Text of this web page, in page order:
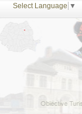
Select Language ▼